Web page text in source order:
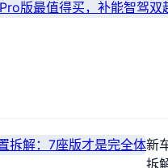
新
拆